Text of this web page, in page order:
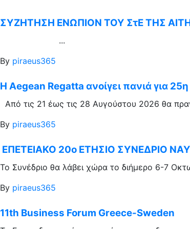
ΣΥΖΗΤΗΣΗ ΕΝΩΠΙΟΝ ΤΟΥ ΣτΕ ΤΗΣ
...
By piraeus365
Η Aegean Regatta ανοίγει πανιά για
Από τις 21 έως τις 28 Αυγούστου 2026 θα
By piraeus365
ΕΠΕΤΕΙΑΚΟ 20ο ΕΤΗΣΙΟ ΣΥΝΕΔΡΙΟ
Το Συνέδριο θα λάβει χώρα το διήμερο 6-7
By piraeus365
11th Business Forum Greece-Sweden